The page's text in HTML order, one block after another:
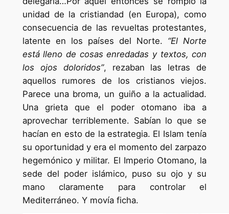
unidad de la cristiandad (en Europa), como
consecuencia de las revueltas protestantes,
latente en los países del Norte. “El Norte
está lleno de cosas enredadas y textos, con
los ojos doloridos”, rezaban las letras de
aquellos rumores de los cristianos viejos.
Parece una broma, un guiño a la actualidad.
Una grieta que el poder otomano iba a
aprovechar terriblemente. Sabían lo que se
hacían en esto de la estrategia. El Islam tenía
su oportunidad y era el momento del zarpazo
hegemónico y militar. El Imperio Otomano, la
sede del poder islámico, puso su ojo y su
mano claramente para controlar el
Mediterráneo. Y movía ficha.